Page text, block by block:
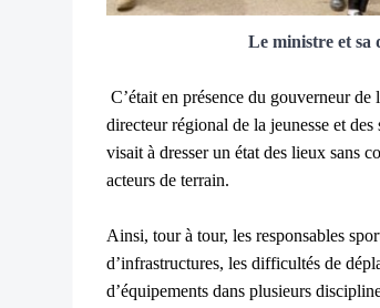
Le ministre et sa
C’était en présence du gouverneur
directeur régional de la jeunesse et
visait à dresser un état des lieux sans
acteurs de terrain.
Ainsi, tour à tour, les responsables
d’infrastructures, les difficultés de
d’équipements dans plusieurs